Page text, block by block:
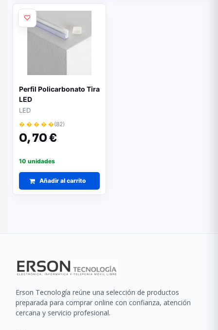
Perfil Policarbonato Tira
LED
LED
� � � � �(82)
0,70 €
10 unidades
Añadir al carrito
Erson Tecnología reúne una selección de productos
preparada para comprar online con confianza, atención
cercana y servicio profesional.